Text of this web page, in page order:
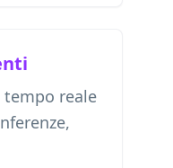
tempo reale